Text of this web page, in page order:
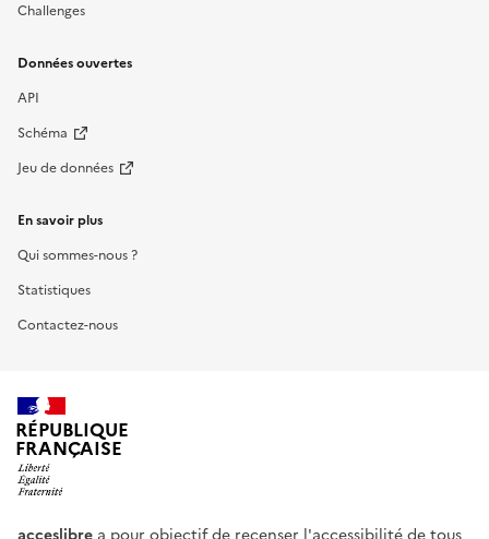
Challenges
Données ouvertes
API
Schéma
Jeu de données
En savoir plus
Qui sommes-nous ?
Statistiques
Contactez-nous
RÉPUBLIQUE
FRANÇAISE